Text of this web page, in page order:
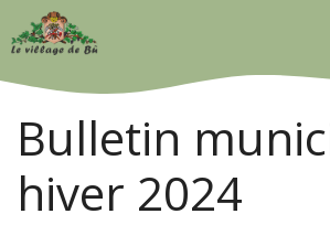
au
Bulletin
hiver 2024